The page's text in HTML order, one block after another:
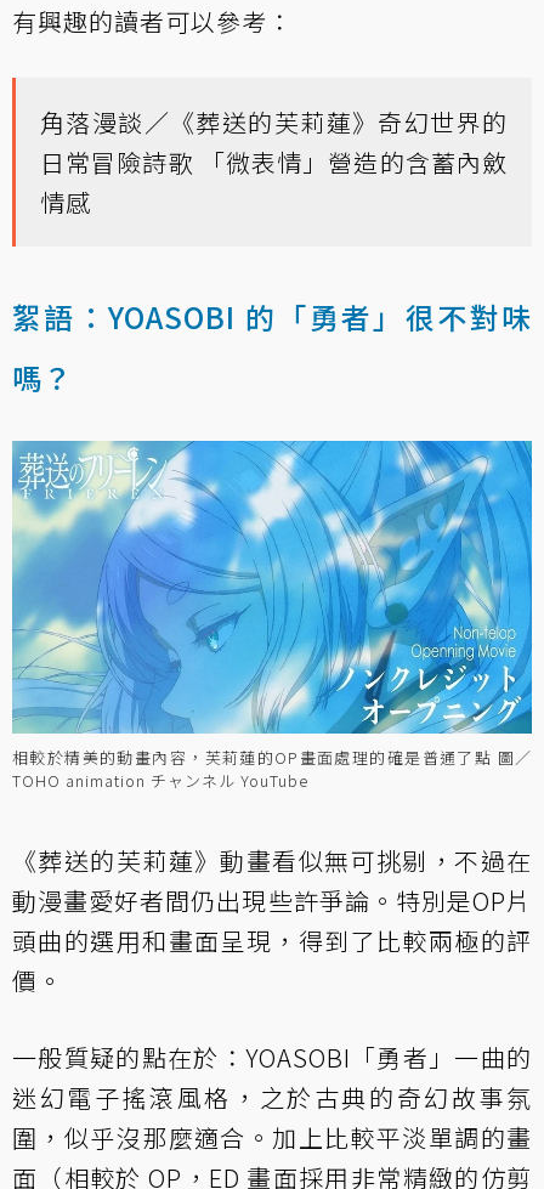
有興趣的讀者可以參考：
角落漫談／《葬送的芙莉蓮》奇幻世界的
日常冒險詩歌 「微表情」營造的含蓄內斂
情感
絮語：YOASOBI 的「勇者」很不對味
嗎？
相較於精美的動畫內容，芙莉蓮的OP畫面處理的確是普通了點 圖／
TOHO animation チャンネル YouTube
《葬送的芙莉蓮》動畫看似無可挑剔，不過在
動漫畫愛好者間仍出現些許爭論。特別是OP片
頭曲的選用和畫面呈現，得到了比較兩極的評
價。
一般質疑的點在於：YOASOBI「勇者」一曲的
迷幻電子搖滾風格，之於古典的奇幻故事氛
圍，似乎沒那麼適合。加上比較平淡單調的畫
面（相較於 OP，ED 畫面採用非常精緻的仿剪